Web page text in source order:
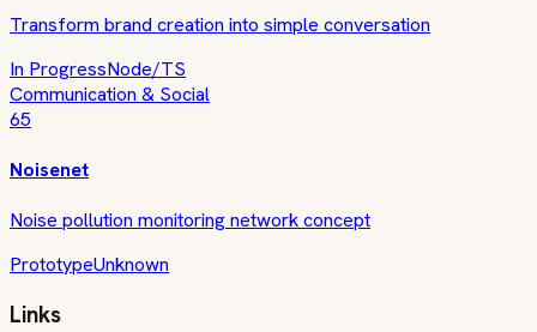
Transform brand creation into simple conversation
In ProgressNode/TS
Communication & Social
65
Noisenet
Noise pollution monitoring network concept
PrototypeUnknown
Links